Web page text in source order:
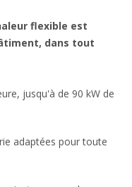
flexible est
dans tout
jusqu'à de 90 kW de
adaptées pour toute